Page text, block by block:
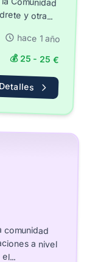
y otra...
hace 1 año
💰 25 - 25 €
comunidad
a nivel